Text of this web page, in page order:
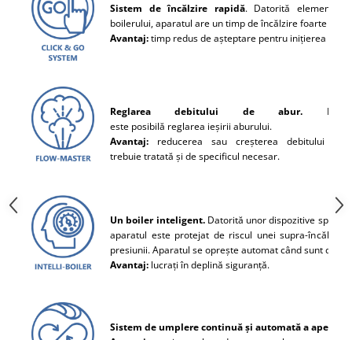
Sistem de încălzire rapidă. Datorită
boilerului, aparatul are un timp de încălzire foarte
Avantaj:timp redus de așteptare pentru inițierea
Reglarea debitului de abur.
este posibilă reglarea ieșirii aburului.
Avantaj: reducerea sau creșterea debitului
trebuie tratată și de specificul necesar.
Un boiler inteligent.Datorită unor dispozitive
aparatul este protejat de riscul unei supra-încălziri
presiunii. Aparatul se oprește automat când sunt
Avantaj: lucrați în deplină siguranță.
Sistem de umplere continuă și automată a apei în